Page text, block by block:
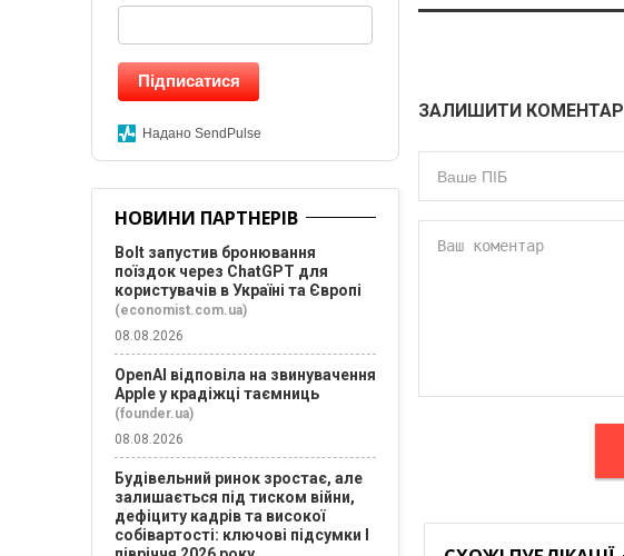
ЗАЛИШИТИ КОМЕНТАР
Підписатися
Надано SendPulse
НОВИНИ ПАРТНЕРІВ
Bolt запустив бронювання
поїздок через ChatGPT для
користувачів в Україні та Європі
(economist.com.ua)
08.08.2026
OpenAI відповіла на звинувачення
Apple у крадіжці таємниць
(founder.ua)
08.08.2026
Будівельний ринок зростає, але
залишається під тиском війни,
дефіциту кадрів та високої
собівартості: ключові підсумки І